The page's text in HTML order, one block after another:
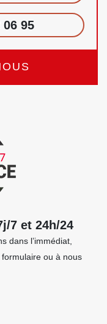
06 95
7 et 24h/24
dans l’immédiat,
ou à nous